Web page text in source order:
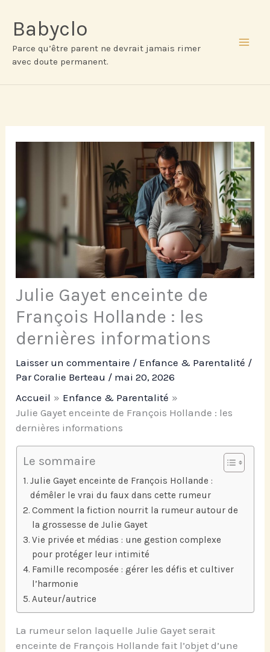
contenu
Babyclo
Parce qu’être parent ne devrait jamais rimer
avec doute permanent.
Julie Gayet enceinte de
François Hollande : les
dernières informations
Laisser un commentaire / Enfance & Parentalité /
ParCoralie Berteau / mai 20, 2026
Accueil
Enfance & Parentalité
Julie Gayet enceinte de François Hollande : les
dernières informations
Le sommaire
Julie Gayet enceinte de François Hollande :
démêler le vrai du faux dans cette rumeur
Comment la fiction nourrit la rumeur autour de
la grossesse de Julie Gayet
Vie privée et médias : une gestion complexe
pour protéger leur intimité
Famille recomposée : gérer les défis et cultiver
l’harmonie
Auteur/autrice
La rumeur selon laquelle Julie Gayet serait
enceinte de François Hollande fait l’objet d’une